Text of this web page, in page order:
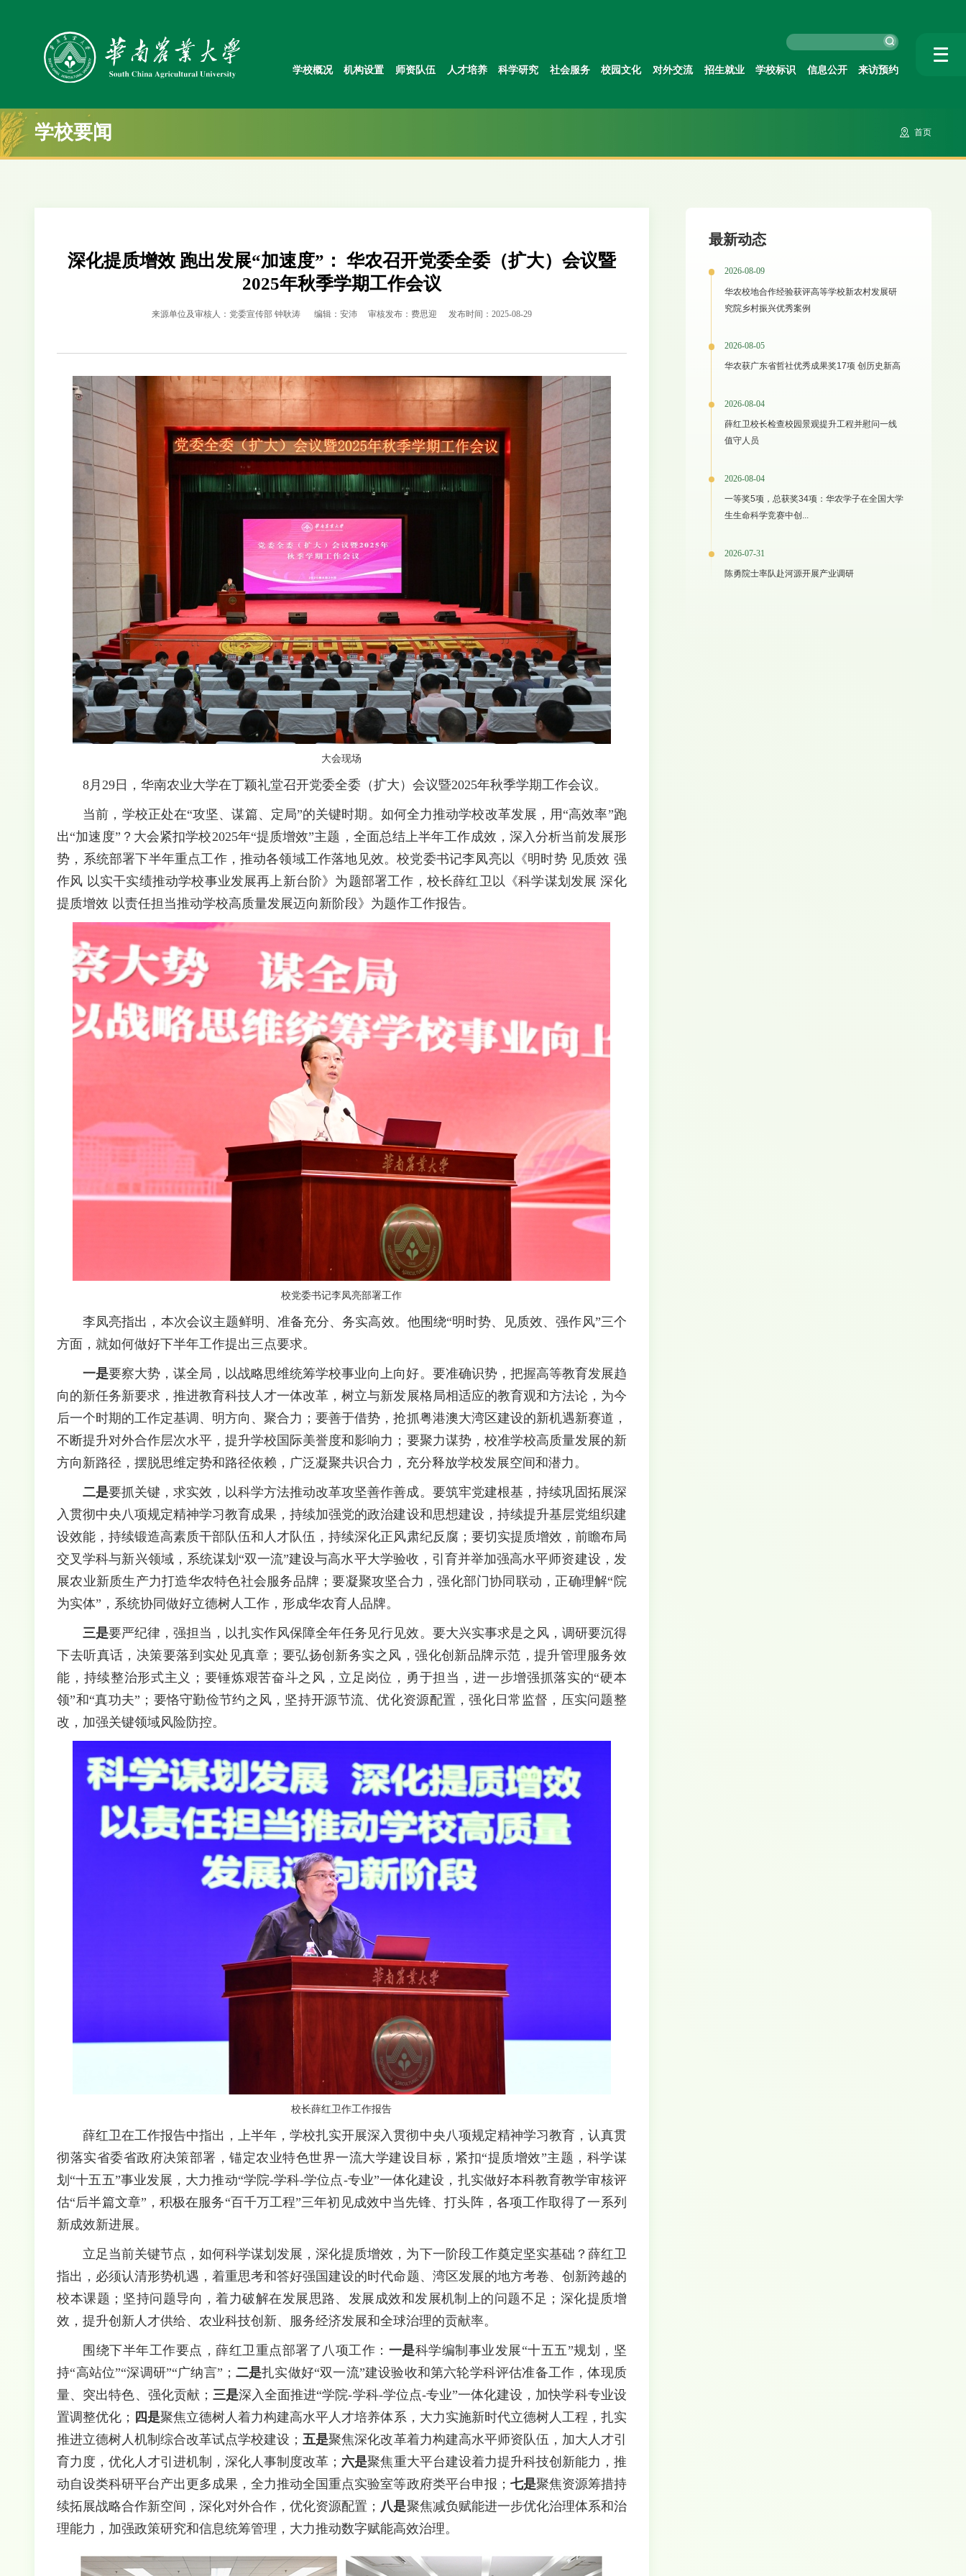
学校概况 机构设置 师资队伍 人才培养 科学研究 社会服务 校园文化 对外交流 招生就业 学校标识 信息公开 来访预约
学校要闻 首页
深化提质增效 跑出发展“加速度”： 华农召开党委全委（扩大）会议暨
2025年秋季学期工作会议
来源单位及审核人：党委宣传部 钟耿涛 编辑：安沛 审核发布：费思迎 发布时间：2025-08-29
大会现场
8月29日，华南农业大学在丁颖礼堂召开党委全委（扩大）会议暨2025年秋季学期工作会议。
当前，学校正处在“攻坚、谋篇、定局”的关键时期。如何全力推动学校改革发展，用“高效率”跑
出“加速度”？大会紧扣学校2025年“提质增效”主题，全面总结上半年工作成效，深入分析当前发展形
势，系统部署下半年重点工作，推动各领域工作落地见效。校党委书记李凤亮以《明时势 见质效 强
作风 以实干实绩推动学校事业发展再上新台阶》为题部署工作，校长薛红卫以《科学谋划发展 深化
提质增效 以责任担当推动学校高质量发展迈向新阶段》为题作工作报告。
校党委书记李凤亮部署工作
李凤亮指出，本次会议主题鲜明、准备充分、务实高效。他围绕“明时势、见质效、强作风”三个
方面，就如何做好下半年工作提出三点要求。
一是要察大势，谋全局，以战略思维统筹学校事业向上向好。要准确识势，把握高等教育发展趋
向的新任务新要求，推进教育科技人才一体改革，树立与新发展格局相适应的教育观和方法论，为今
后一个时期的工作定基调、明方向、聚合力；要善于借势，抢抓粤港澳大湾区建设的新机遇新赛道，
不断提升对外合作层次水平，提升学校国际美誉度和影响力；要聚力谋势，校准学校高质量发展的新
方向新路径，摆脱思维定势和路径依赖，广泛凝聚共识合力，充分释放学校发展空间和潜力。
二是要抓关键，求实效，以科学方法推动改革攻坚善作善成。要筑牢党建根基，持续巩固拓展深
入贯彻中央八项规定精神学习教育成果，持续加强党的政治建设和思想建设，持续提升基层党组织建
设效能，持续锻造高素质干部队伍和人才队伍，持续深化正风肃纪反腐；要切实提质增效，前瞻布局
交叉学科与新兴领域，系统谋划“双一流”建设与高水平大学验收，引育并举加强高水平师资建设，发
展农业新质生产力打造华农特色社会服务品牌；要凝聚攻坚合力，强化部门协同联动，正确理解“院
为实体”，系统协同做好立德树人工作，形成华农育人品牌。
三是要严纪律，强担当，以扎实作风保障全年任务见行见效。要大兴实事求是之风，调研要沉得
下去听真话，决策要落到实处见真章；要弘扬创新务实之风，强化创新品牌示范，提升管理服务效
能，持续整治形式主义；要锤炼艰苦奋斗之风，立足岗位，勇于担当，进一步增强抓落实的“硬本
领”和“真功夫”；要恪守勤俭节约之风，坚持开源节流、优化资源配置，强化日常监督，压实问题整
改，加强关键领域风险防控。
校长薛红卫作工作报告
薛红卫在工作报告中指出，上半年，学校扎实开展深入贯彻中央八项规定精神学习教育，认真贯
彻落实省委省政府决策部署，锚定农业特色世界一流大学建设目标，紧扣“提质增效”主题，科学谋
划“十五五”事业发展，大力推动“学院-学科-学位点-专业”一体化建设，扎实做好本科教育教学审核评
估“后半篇文章”，积极在服务“百千万工程”三年初见成效中当先锋、打头阵，各项工作取得了一系列
新成效新进展。
立足当前关键节点，如何科学谋划发展，深化提质增效，为下一阶段工作奠定坚实基础？薛红卫
指出，必须认清形势机遇，着重思考和答好强国建设的时代命题、湾区发展的地方考卷、创新跨越的
校本课题；坚持问题导向，着力破解在发展思路、发展成效和发展机制上的问题不足；深化提质增
效，提升创新人才供给、农业科技创新、服务经济发展和全球治理的贡献率。
围绕下半年工作要点，薛红卫重点部署了八项工作： 一是科学编制事业发展“十五五”规划，坚
持“高站位”“深调研”“广纳言”； 二是扎实做好“双一流”建设验收和第六轮学科评估准备工作，体现质
量、突出特色、强化贡献； 三是深入全面推进“学院-学科-学位点-专业”一体化建设，加快学科专业设
置调整优化； 四是聚焦立德树人着力构建高水平人才培养体系，大力实施新时代立德树人工程，扎实
推进立德树人机制综合改革试点学校建设； 五是聚焦深化改革着力构建高水平师资队伍，加大人才引
育力度，优化人才引进机制，深化人事制度改革； 六是聚焦重大平台建设着力提升科技创新能力，推
动自设类科研平台产出更多成果，全力推动全国重点实验室等政府类平台申报； 七是聚焦资源筹措持
续拓展战略合作新空间，深化对外合作，优化资源配置； 八是聚焦减负赋能进一步优化治理体系和治
理能力，加强政策研究和信息统筹管理，大力推动数字赋能高效治理。
最新动态
2026-08-09
华农校地合作经验获评高等学校新农村发展研
究院乡村振兴优秀案例
2026-08-05
华农获广东省哲社优秀成果奖17项 创历史新高
2026-08-04
薛红卫校长检查校园景观提升工程并慰问一线
值守人员
2026-08-04
一等奖5项，总获奖34项：华农学子在全国大学
生生命科学竞赛中创...
2026-07-31
陈勇院士率队赴河源开展产业调研